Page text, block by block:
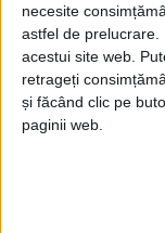
necesite
astfel de prelucrare.
acestui site web.
retrageți
și făcând clic pe
paginii web.
acest lucru m-a
și luiIulian Mitru
experiența mea.
JCS: Ce